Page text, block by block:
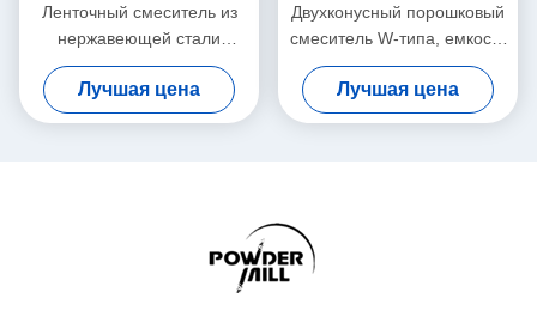
Ленточный смеситель из
нержавеющей стали
емкостью 3000 л с
напряжением 220-660 В и
мощностью 22 кВт для
Лучшая цена
Двухконусный порошковый
смеситель W-типа, емкость
3000 л, скорость 3-12 об/
мин, напряжение 220-660
В
Лучшая цена